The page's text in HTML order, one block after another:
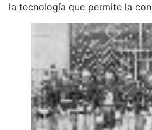
la tecnología que permite la